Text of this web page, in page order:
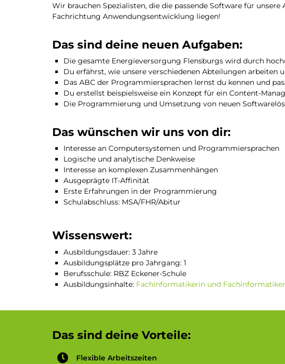
Wir brauchen Spezialisten, die die passende Software für
Fachrichtung Anwendungsentwicklung liegen!
Das sind deine neuen Aufgaben:
Die gesamte Energieversorgung Flensburgs wird durch
Du erfährst, wie unsere verschiedenen Abteilungen arbeiten
Das ABC der Programmiersprachen lernst du kennen und
Du erstellst beispielsweise ein Konzept für ein Content-
Die Programmierung und Umsetzung von neuen
Das wünschen wir uns von dir:
Interesse an Computersystemen und Programmiersprachen
Logische und analytische Denkweise
Interesse an komplexen Zusammenhängen
Ausgeprägte IT-Affinität
Erste Erfahrungen in der Programmierung
Schulabschluss: MSA/FHR/Abitur
Wissenswert:
Ausbildungsdauer: 3 Jahre
Ausbildungsplätze pro Jahrgang: 1
Berufsschule: RBZ Eckener-Schule
Ausbildungsinhalte: ⁣Fachinformatikerin und
Das sind deine Vorteile:
Flexible Arbeitszeiten